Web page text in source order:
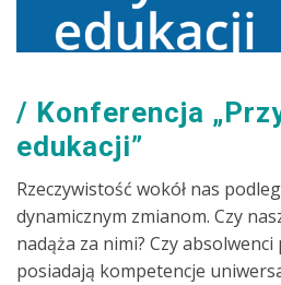
Konferencja
edukacji”
Rzeczywistość wokół nas
dynamicznym zmianom. Czy
nadąża za nimi? Czy absolwenci
posiadają kompetencje